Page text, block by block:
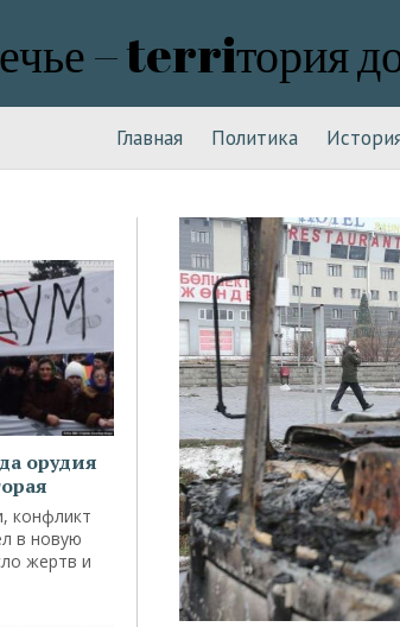
– terriтория
Главная Политика
орудия
конфликт
в новую
жертв и